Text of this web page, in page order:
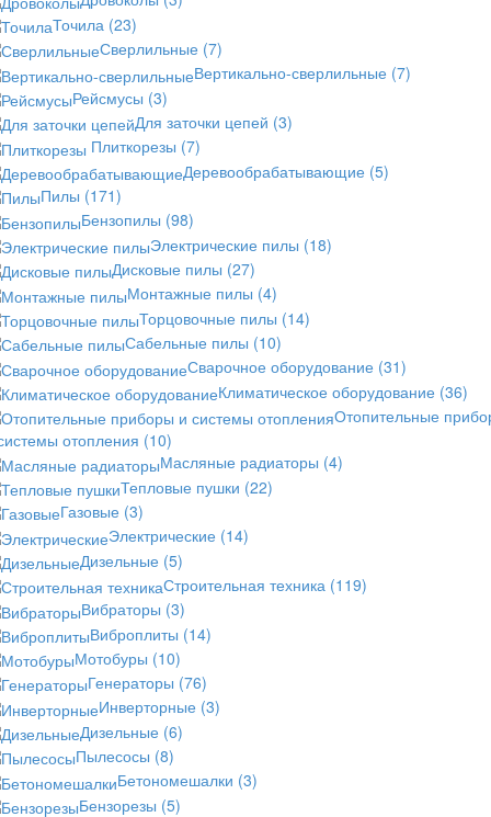
Точила (23)
Сверлильные (7)
Вертикально-сверлильные (7)
Рейсмусы (3)
Для заточки цепей (3)
Плиткорезы (7)
Деревообрабатывающие (5)
Пилы (171)
Бензопилы (98)
Электрические пилы (18)
Дисковые пилы (27)
Монтажные пилы (4)
Торцовочные пилы (14)
Сабельные пилы (10)
Сварочное оборудование (31)
Климатическое оборудование (36)
Отопительные
отопления (10)
Масляные радиаторы (4)
Тепловые пушки (22)
Газовые (3)
Электрические (14)
Дизельные (5)
Строительная техника (119)
Вибраторы (3)
Виброплиты (14)
Мотобуры (10)
Генераторы (76)
Инверторные (3)
Дизельные (6)
Пылесосы (8)
Бетономешалки (3)
Бензорезы (5)